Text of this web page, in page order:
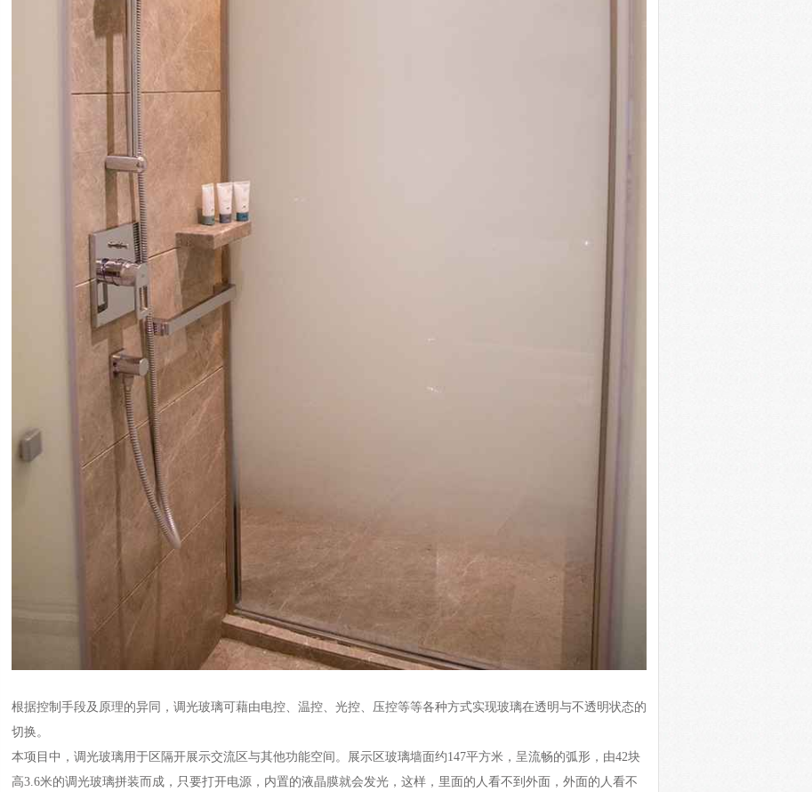
根据控制手段及原理的异同，调光玻璃可藉由电控、温控、光控、压控等等各种方式实现玻璃在透明与不透明状态的
切换。
本项目中，调光玻璃用于区隔开展示交流区与其他功能空间。展示区玻璃墙面约147平方米，呈流畅的弧形，由42块
高3.6米的调光玻璃拼装而成，只要打开电源，内置的液晶膜就会发光，这样，里面的人看不到外面，外面的人看不